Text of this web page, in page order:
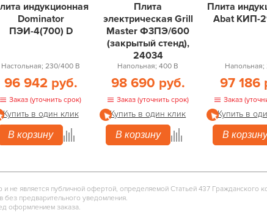
индукционная
Dominator
ПЭИ-4(700) D
Настольная; 230/400 В
96 942 руб.
Заказ (уточнить срок)
Купить в один клик
В корзину
Плита
электрическая Grill
Master Ф3ПЭ/600
(закрытый стенд),
24034
Напольная; 400 В
98 690 руб.
Заказ (уточнить срок)
Купить в один клик
В корзину
Плита
Abat КИП-
Напольная;
97 186
Заказ
Купить в
В корзину
не является публичной офертой, определяемой Статьей 437 Гражданского
без предварительного уведомления.
оформлением заказа.